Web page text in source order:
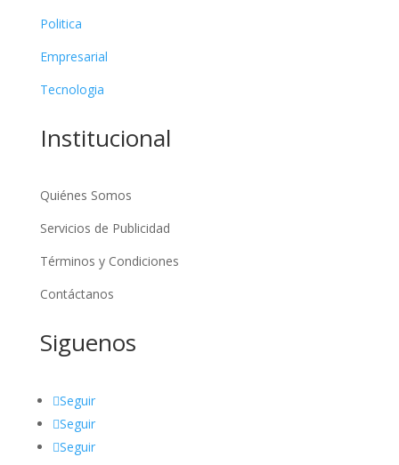
Politica
Empresarial
Tecnologia
Institucional
Quiénes Somos
Servicios de Publicidad
Términos y Condiciones
Contáctanos
Siguenos
Seguir
Seguir
Seguir